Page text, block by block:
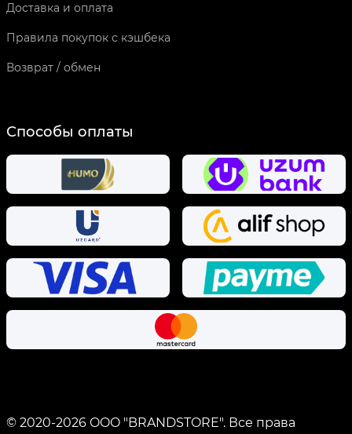
Доставка и оплата
Правила покупок с кэшбека
Возврат / обмен
Способы оплаты
© 2020-2026 OOO "BRANDSTORE". Все права